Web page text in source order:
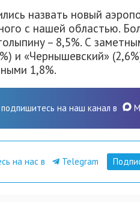
назвать новый
с нашей областью.
– 8,5%. С
и «Чернышевский»
1,8%.
на наш канал в
на нас в Telegram